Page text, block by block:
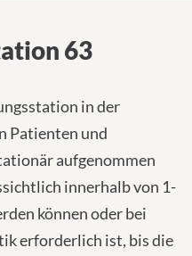
63 63
in der
Patienten und
aufgenommen
innerhalb von 1-
können oder bei
erforderlich ist, bis die